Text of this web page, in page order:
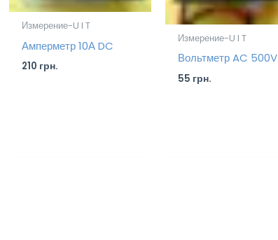
Измерение-U I T
Амперметр 10А DC
210 грн.
Измерение-U I T
Вольтметр AC 500V
55 грн.